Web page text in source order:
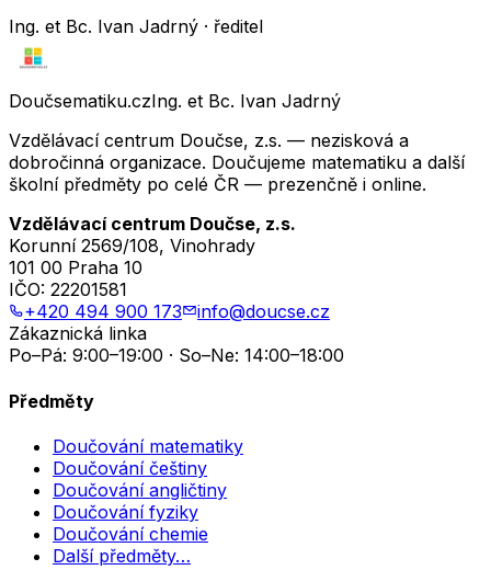
Ing. et Bc. Ivan Jadrný · ředitel
Doučsematiku.czIng. et Bc. Ivan Jadrný
Vzdělávací centrum Doučse, z.s. — nezisková a
dobročinná organizace. Doučujeme matematiku a další
školní předměty po celé ČR — prezenčně i online.
Vzdělávací centrum Doučse, z.s.
Korunní 2569/108, Vinohrady
101 00 Praha 10
IČO: 22201581
+420 494 900 173
info@doucse.cz
Zákaznická linka
Po–Pá: 9:00–19:00 · So–Ne: 14:00–18:00
Předměty
Doučování matematiky
Doučování češtiny
Doučování angličtiny
Doučování fyziky
Doučování chemie
Další předměty…